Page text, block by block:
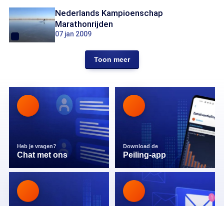
Nederlands Kampioenschap
Marathonrijden
07 jan 2009
Toon meer
Heb je vragen?
Chat met ons
Download de
Peiling-app